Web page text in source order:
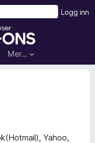
Mer…
Logg inn
Yahoo,